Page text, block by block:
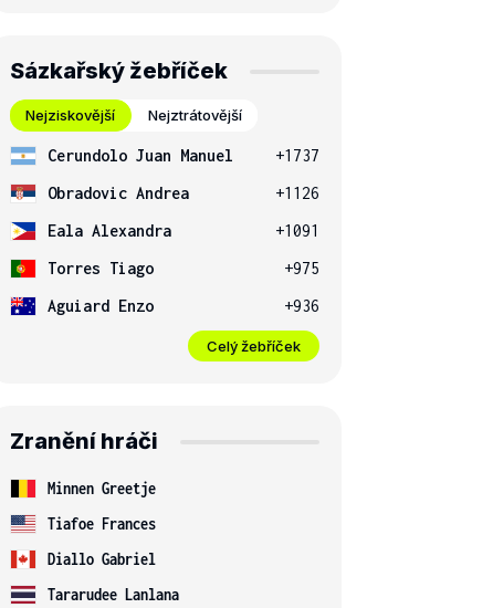
Sázkařský žebříček
Nejziskovější Nejztrátovější
Cerundolo Juan Manuel
+1737
Obradovic Andrea
+1126
Eala Alexandra
+1091
Torres Tiago
+975
Aguiard Enzo
+936
Celý žebříček
Zranění hráči
Minnen Greetje
Tiafoe Frances
Diallo Gabriel
Tararudee Lanlana